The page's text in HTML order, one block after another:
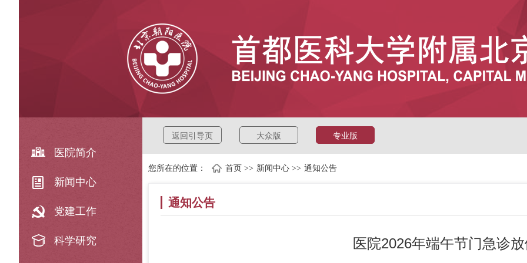
医院简介
新闻中心
党建工作
科学研究
返回引导页 大众版 专业版
您所在的位置： 首页 >> 新闻中心 >> 通知公告
通知公告
医院2026年端午节门急诊